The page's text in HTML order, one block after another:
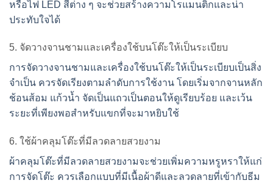
หรือไฟ LED สีต่าง ๆ จะช่วยสร้างความโรแมนติกและน่า
ประทับใจได้
5. จัดวางจานชามและเครื่องใช้บนโต๊ะให้เป็นระเบียบ
การจัดวางจานชามและเครื่องใช้บนโต๊ะให้เป็นระเบียบเป็นสิ่ง
จำเป็น ควรจัดเรียงตามลำดับการใช้งาน โดยเริ่มจากจานหลัก
ช้อนส้อม แก้วน้ำ จัดเป็นแถวเป็นตอนให้ดูเรียบร้อย และเว้น
ระยะที่เพียงพอสำหรับแขกที่จะมาหยิบใช้
6. ใช้ผ้าคลุมโต๊ะที่มีลวดลายสวยงาม
ผ้าคลุมโต๊ะที่มีลวดลายสวยงามจะช่วยเพิ่มความหรูหราให้แก่
การจัดโต๊ะ ควรเลือกแบบที่มีเนื้อผ้าดีและลวดลายที่เข้ากับธีม